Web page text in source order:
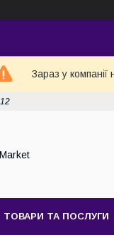
Зараз у
ТОВАРИ ТА ПОСЛУГИ